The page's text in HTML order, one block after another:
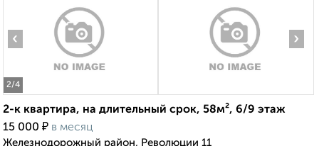
2/4
‹ ›
2-к квартира, на длительный срок, 58м², 6/9 этаж
15 000 ₽ в месяц
Железнодорожный район, Революции 11